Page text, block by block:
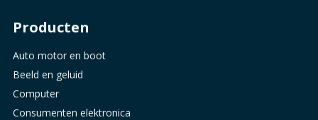
Producten
Auto motor en boot
Beeld en geluid
Computer
Consumenten elektronica